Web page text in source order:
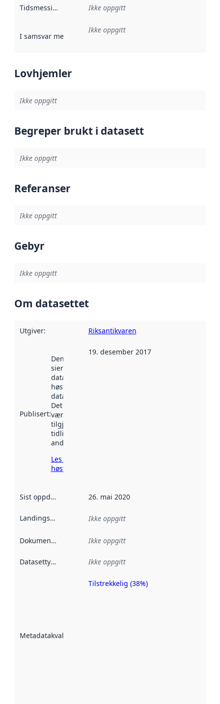
Tidsmessig avgrensning :
Ikke oppgitt
I samsvar med Referanse til en implementasjonsregel
Ikke oppgitt
Lovhjemler
Ikke oppgitt
Begreper brukt i datasett
Ikke oppgitt
Referanser
Ikke oppgitt
Gebyr
Ikke oppgitt
Om datasettet
Utgiver: Riksantikvaren
Publisert:
Denne datoen
sier når
datasettet ble
høstet av
data.norge.no.
Det kan ha
vært
tilgjengelig
tidligere
andre steder.
Les mer om
høsting her
19. desember 2017
Sist oppdatert 26. mai 2020
Landingsside Ikke oppgitt
Dokumentasjon Ikke oppgitt
Datasettype Ikke oppgitt
Metadatakvalitet
Metadatakvalitet
Tilstrekkelig (38%)